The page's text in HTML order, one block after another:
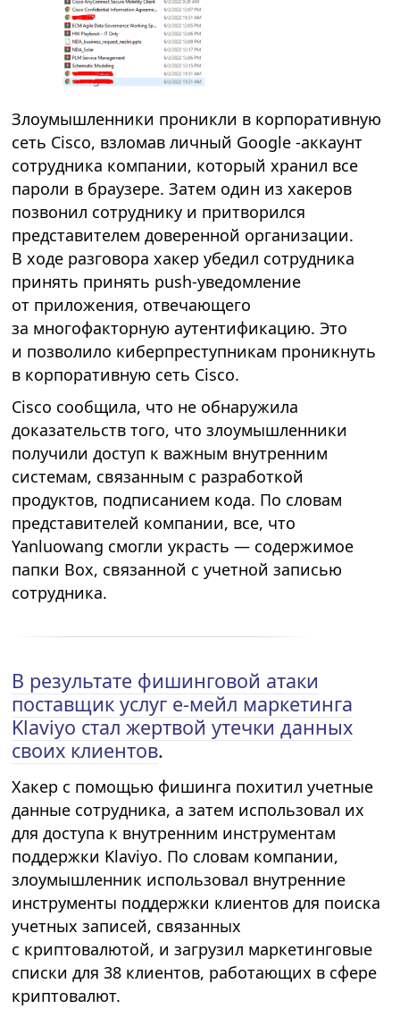
Злоумышленники проникли в корпоративную
сеть Cisco, взломав личный Google -аккаунт
сотрудника компании, который хранил все
пароли в браузере. Затем один из хакеров
позвонил сотруднику и притворился
представителем доверенной организации.
В ходе разговора хакер убедил сотрудника
принять принять push-уведомление
от приложения, отвечающего
за многофакторную аутентификацию. Это
и позволило киберпреступникам проникнуть
в корпоративную сеть Cisco.
Cisco сообщила, что не обнаружила
доказательств того, что злоумышленники
получили доступ к важным внутренним
системам, связанным с разработкой
продуктов, подписанием кода. По словам
представителей компании, все, что
Yanluowang смогли украсть — содержимое
папки Box, связанной с учетной записью
сотрудника.
В результате фишинговой атаки
поставщик услуг е-мейл маркетинга
Klaviyo стал жертвой утечки данных
своих клиентов.
Хакер с помощью фишинга похитил учетные
данные сотрудника, а затем использовал их
для доступа к внутренним инструментам
поддержки Klaviyo. По словам компании,
злоумышленник использовал внутренние
инструменты поддержки клиентов для поиска
учетных записей, связанных
с криптовалютой, и загрузил маркетинговые
списки для 38 клиентов, работающих в сфере
криптовалют.